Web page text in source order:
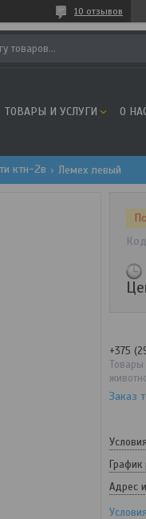
10 отзывов
ТОВАРЫ И УСЛУГИ О
ктн-2в Лемех левый
+375
Заказ
График
Адрес